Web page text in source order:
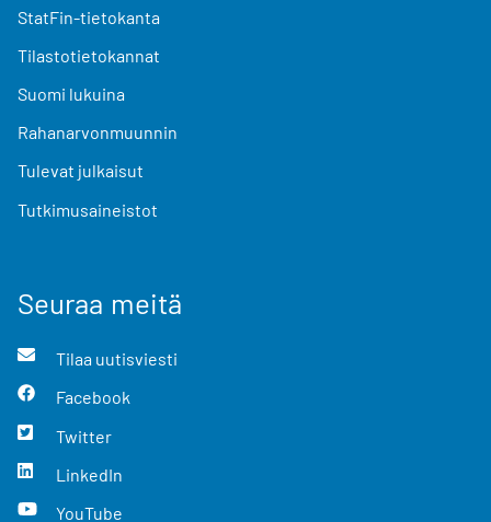
StatFin-tietokanta
Tilastotietokannat
Suomi lukuina
Rahanarvonmuunnin
Tulevat julkaisut
Tutkimusaineistot
Seuraa meitä
Tilaa uutisviesti
Facebook
Twitter
LinkedIn
YouTube